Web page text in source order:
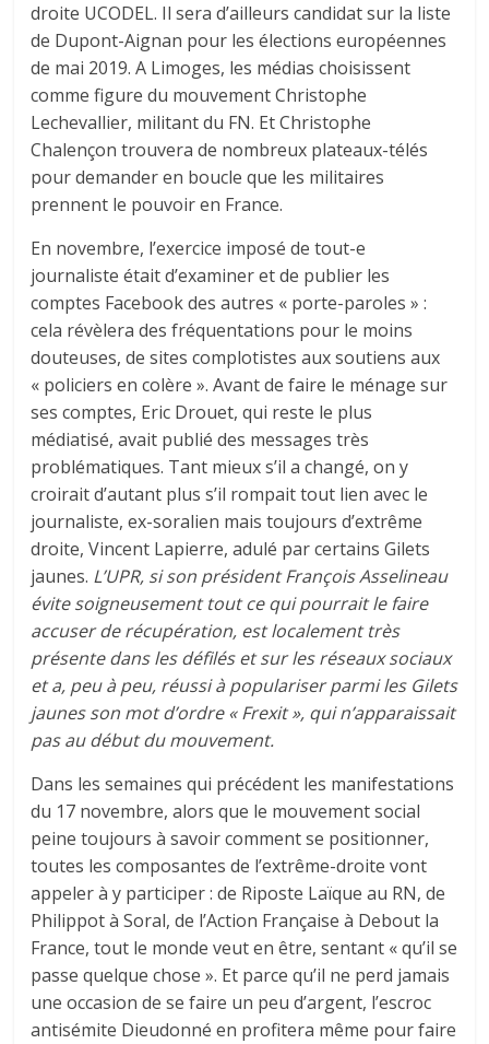
droite UCODEL. Il sera d’ailleurs candidat sur la liste
de Dupont-Aignan pour les élections européennes
de mai 2019. A Limoges, les médias choisissent
comme figure du mouvement Christophe
Lechevallier, militant du FN. Et Christophe
Chalençon trouvera de nombreux plateaux-télés
pour demander en boucle que les militaires
prennent le pouvoir en France.
En novembre, l’exercice imposé de tout-e
journaliste était d’examiner et de publier les
comptes Facebook des autres « porte-paroles » :
cela révèlera des fréquentations pour le moins
douteuses, de sites complotistes aux soutiens aux
« policiers en colère ». Avant de faire le ménage sur
ses comptes, Eric Drouet, qui reste le plus
médiatisé, avait publié des messages très
problématiques. Tant mieux s’il a changé, on y
croirait d’autant plus s’il rompait tout lien avec le
journaliste, ex-soralien mais toujours d’extrême
droite, Vincent Lapierre, adulé par certains Gilets
jaunes. L’UPR, si son président François Asselineau
évite soigneusement tout ce qui pourrait le faire
accuser de récupération, est localement très
présente dans les défilés et sur les réseaux sociaux
et a, peu à peu, réussi à populariser parmi les Gilets
jaunes son mot d’ordre « Frexit », qui n’apparaissait
pas au début du mouvement.
Dans les semaines qui précédent les manifestations
du 17 novembre, alors que le mouvement social
peine toujours à savoir comment se positionner,
toutes les composantes de l’extrême-droite vont
appeler à y participer : de Riposte Laïque au RN, de
Philippot à Soral, de l’Action Française à Debout la
France, tout le monde veut en être, sentant « qu’il se
passe quelque chose ». Et parce qu’il ne perd jamais
une occasion de se faire un peu d’argent, l’escroc
antisémite Dieudonné en profitera même pour faire